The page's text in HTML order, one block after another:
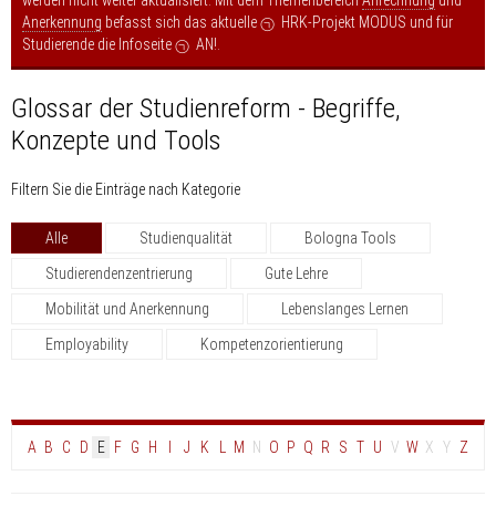
Anerkennung befasst sich das aktuelle HRK-Projekt MODUS und für
Studierende die Infoseite
AN!
Glossar der Studienreform - Begriffe,
Konzepte und Tools
Filtern Sie die Einträge nach Kategorie
Alle Studienqualität
Bologna Tools
Studierendenzentrierung
Gute Lehre
Mobilität und Anerkennung
Lebenslanges Lernen
Employability
Kompetenzorientierung
A B C D E F G H J K M N O P Q R S T U V W X Y Z